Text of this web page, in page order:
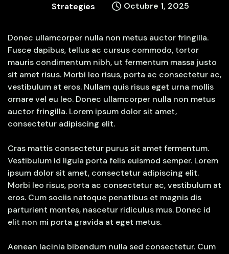
Strategies
Octubre 1, 2025
Donec ullamcorper nulla non metus auctor fringilla.
Fusce dapibus, tellus ac cursus commodo, tortor
mauris condimentum nibh, ut fermentum massa justo
sit amet risus. Morbi leo risus, porta ac consectetur ac,
vestibulum at eros. Nullam quis risus eget urna mollis
ornare vel eu leo. Donec ullamcorper nulla non metus
auctor fringilla. Lorem ipsum dolor sit amet,
consectetur adipiscing elit.
Cras mattis consectetur purus sit amet fermentum.
Vestibulum id ligula porta felis euismod semper. Lorem
ipsum dolor sit amet, consectetur adipiscing elit.
Morbi leo risus, porta ac consectetur ac, vestibulum at
eros. Cum sociis natoque penatibus et magnis dis
parturient montes, nascetur ridiculus mus. Donec id
elit non mi porta gravida at eget metus.
Aenean lacinia bibendum nulla sed consectetur. Cum